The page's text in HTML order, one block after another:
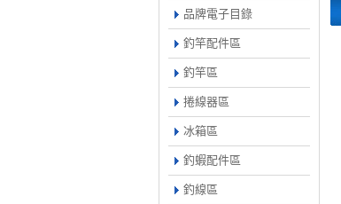
品牌電子目錄
釣竿配件區
釣竿區
捲線器區
冰箱區
釣蝦配件區
釣線區